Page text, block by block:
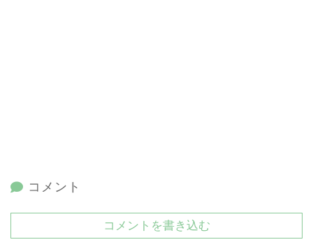
コメント
コメントを書き込む